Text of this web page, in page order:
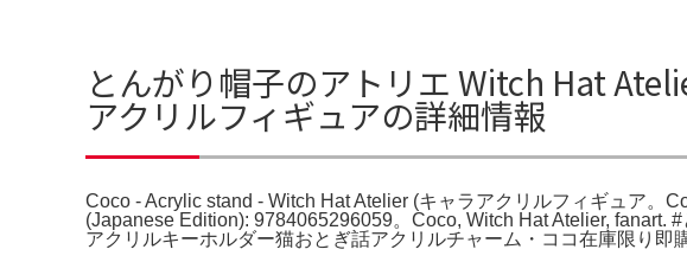
とんがり帽子のアトリエ Witch Hat
アクリルフィギュアの詳細情報
Coco - Acrylic stand - Witch Hat Atelier (キャラアクリルフィギュア。
(Japanese Edition): 9784065296059。Coco, Witch Hat Atelier, fanart.
アクリルキーホルダー猫おとぎ話アクリルチャーム・ココ在庫限り